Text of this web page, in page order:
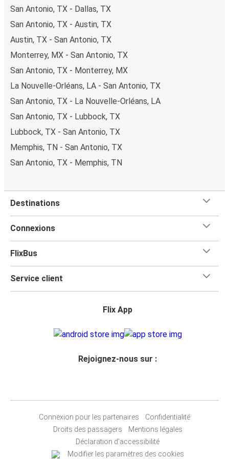
San Antonio, TX - Dallas, TX
San Antonio, TX - Austin, TX
Austin, TX - San Antonio, TX
Monterrey, MX - San Antonio, TX
San Antonio, TX - Monterrey, MX
La Nouvelle-Orléans, LA - San Antonio, TX
San Antonio, TX - La Nouvelle-Orléans, LA
San Antonio, TX - Lubbock, TX
Lubbock, TX - San Antonio, TX
Memphis, TN - San Antonio, TX
San Antonio, TX - Memphis, TN
Destinations
Connexions
FlixBus
Service client
Flix App
Rejoignez-nous sur :
Connexion pour les partenaires
Confidentialité
Droits des passagers
Mentions légales
Déclaration d'accessibilité
Modifier les paramètres des cookies